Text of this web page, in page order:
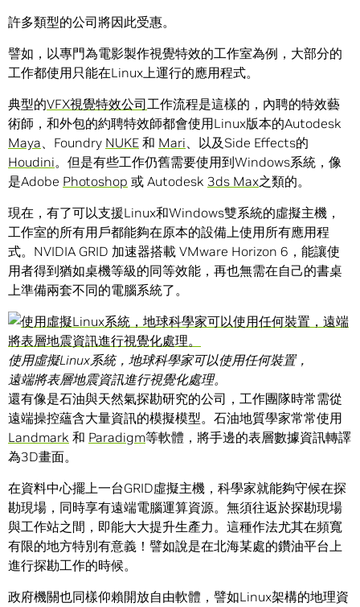
許多類型的公司將因此受惠。
譬如，以專門為電影製作視覺特效的工作室為例，大部分的
工作都使用只能在Linux上運行的應用程式。
典型的VFX視覺特效公司工作流程是這樣的，內聘的特效藝
術師，和外包的約聘特效師都會使用Linux版本的Autodesk
Maya、Foundry NUKE 和 Mari、以及Side Effects的
Houdini。但是有些工作仍舊需要使用到Windows系統，像
是Adobe Photoshop 或 Autodesk 3ds Max之類的。
現在，有了可以支援Linux和Windows雙系統的虛擬主機，
工作室的所有用戶都能夠在原本的設備上使用所有應用程
式。NVIDIA GRID 加速器搭載 VMware Horizon 6，能讓使
用者得到猶如桌機等級的同等效能，再也無需在自己的書桌
上準備兩套不同的電腦系統了。
使用虛擬Linux系統，地球科學家可以使用任何裝置，
遠端將表層地震資訊進行視覺化處理。
還有像是石油與天然氣探勘研究的公司，工作團隊時常需從
遠端操控蘊含大量資訊的模擬模型。石油地質學家常常使用
Landmark 和 Paradigm等軟體，將手邊的表層數據資訊轉譯
為3D畫面。
在資料中心擺上一台GRID虛擬主機，科學家就能夠守候在探
勘現場，同時享有遠端電腦運算資源。無須往返於探勘現場
與工作站之間，即能大大提升生產力。這種作法尤其在頻寬
有限的地方特別有意義！譬如說是在北海某處的鑽油平台上
進行探勘工作的時候。
政府機關也同樣仰賴開放自由軟體，譬如Linux架構的地理資